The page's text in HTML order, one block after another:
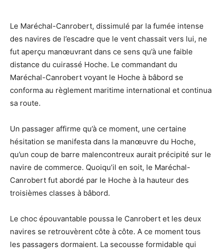
Le Maréchal-Canrobert, dissimulé par la fumée intense
des navires de l’escadre que le vent chassait vers lui, ne
fut aperçu manœuvrant dans ce sens qu’à une faible
distance du cuirassé Hoche. Le commandant du
Maréchal-Canrobert voyant le Hoche à bâbord se
conforma au règlement maritime international et continua
sa route.
Un passager affirme qu’à ce moment, une certaine
hésitation se manifesta dans la manœuvre du Hoche,
qu’un coup de barre malencontreux aurait précipité sur le
navire de commerce. Quoiqu’il en soit, le Maréchal-
Canrobert fut abordé par le Hoche à la hauteur des
troisièmes classes à bâbord.
Le choc épouvantable poussa le Canrobert et les deux
navires se retrouvèrent côte à côte. A ce moment tous
les passagers dormaient. La secousse formidable qui